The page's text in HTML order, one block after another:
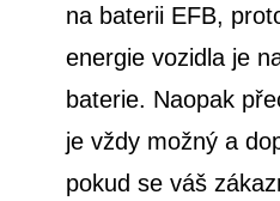
na baterii EFB,
energie vozidla je
baterie. Naopak
je vždy možný a
pokud se váš